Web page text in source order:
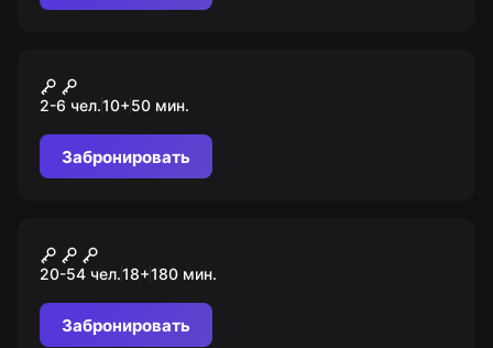
Рождество
2-6 чел.10+50 мин.
Забронировать
Герои асфальта
20-54 чел.18+180 мин.
Забронировать